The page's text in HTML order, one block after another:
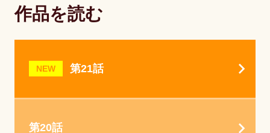
作品を読む
NEW 第21話
第20話